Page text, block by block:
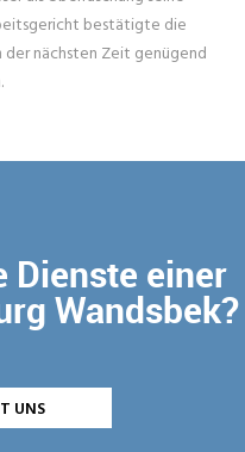
bestätigte die
der nächsten Zeit genügend
Dienste einer
Wandsbek?
UNS